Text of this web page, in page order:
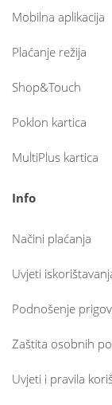
Mobilna aplikacija
Plaćanje režija
Shop&Touch
Poklon kartica
MultiPlus kartica
Info
Načini plaćanja
Uvjeti
Podnošenje
Zaštita osobnih
Uvjeti i pravila